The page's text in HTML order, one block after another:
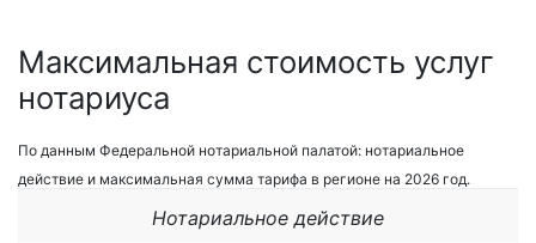
Максимальная стоимость услуг
нотариуса
По данным Федеральной нотариальной палатой: нотариальное
действие и максимальная сумма тарифа в регионе на 2026 год.
Нотариальное действие